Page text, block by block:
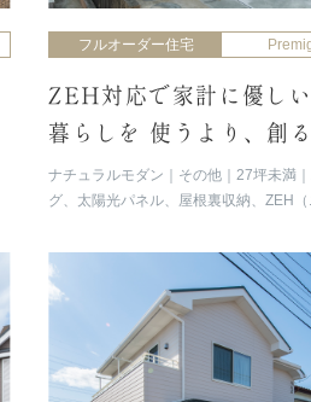
フルオーダー住宅
ZEH対応で家計に優し
暮らしを 使うより、創
ギーの方が多い住宅
ナチュラルモダン その他 27坪未満
グ、太陽光パネル、屋根裏収納、ZEH（